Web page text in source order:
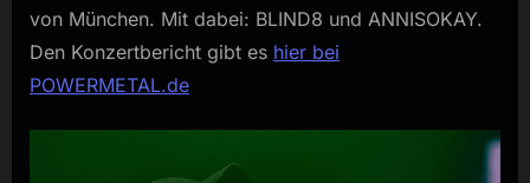
von München. Mit dabei: BLIND8 und ANNISOKAY.
Den Konzertbericht gibt es hier bei
POWERMETAL.de